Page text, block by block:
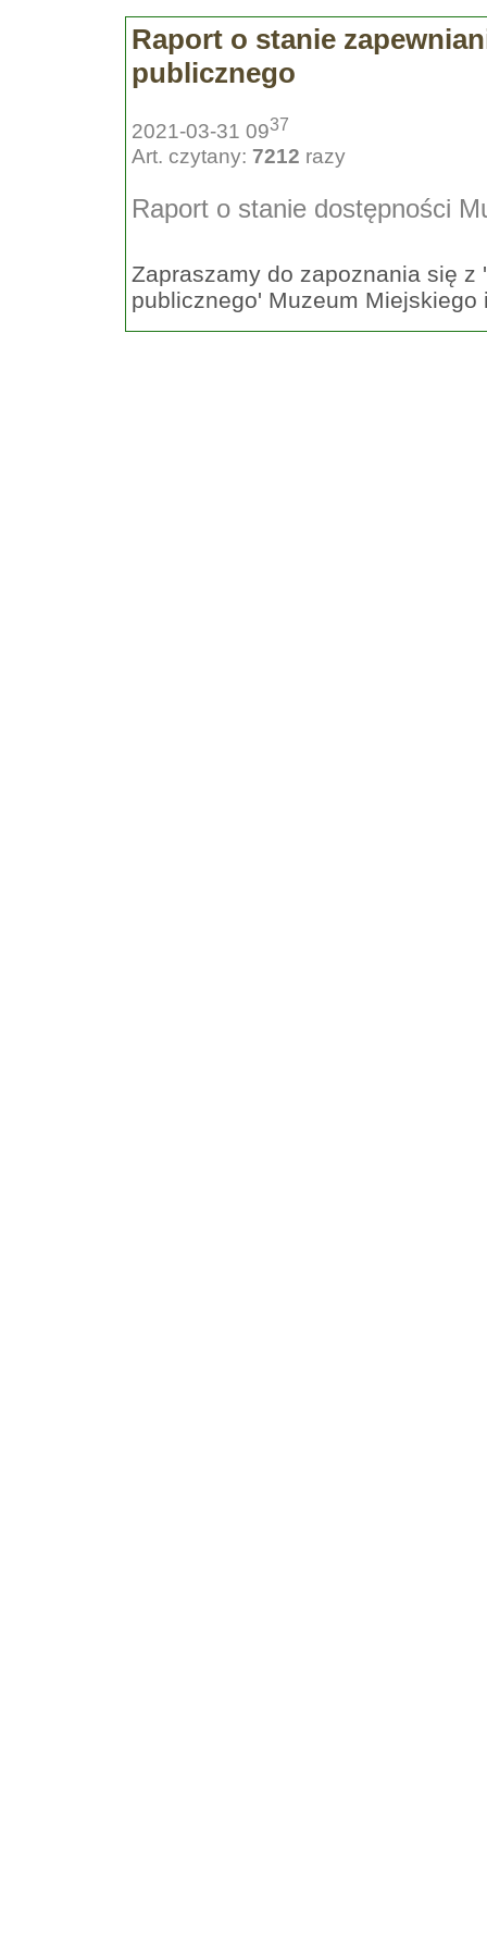
Raport o stanie
publicznego
2021-03-31 0937
Art. czytany: 7212 razy
Raport o stanie dostępności
Zapraszamy do zapoznania się
publicznego' Muzeum